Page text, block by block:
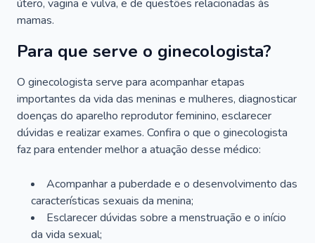
útero, vagina e vulva, e de questões relacionadas às
mamas.
Para que serve o ginecologista?
O ginecologista serve para acompanhar etapas
importantes da vida das meninas e mulheres, diagnosticar
doenças do aparelho reprodutor feminino, esclarecer
dúvidas e realizar exames. Confira o que o ginecologista
faz para entender melhor a atuação desse médico:
Acompanhar a puberdade e o desenvolvimento das
características sexuais da menina;
Esclarecer dúvidas sobre a menstruação e o início
da vida sexual;